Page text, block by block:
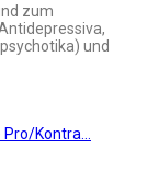
zum
und
Kontra…